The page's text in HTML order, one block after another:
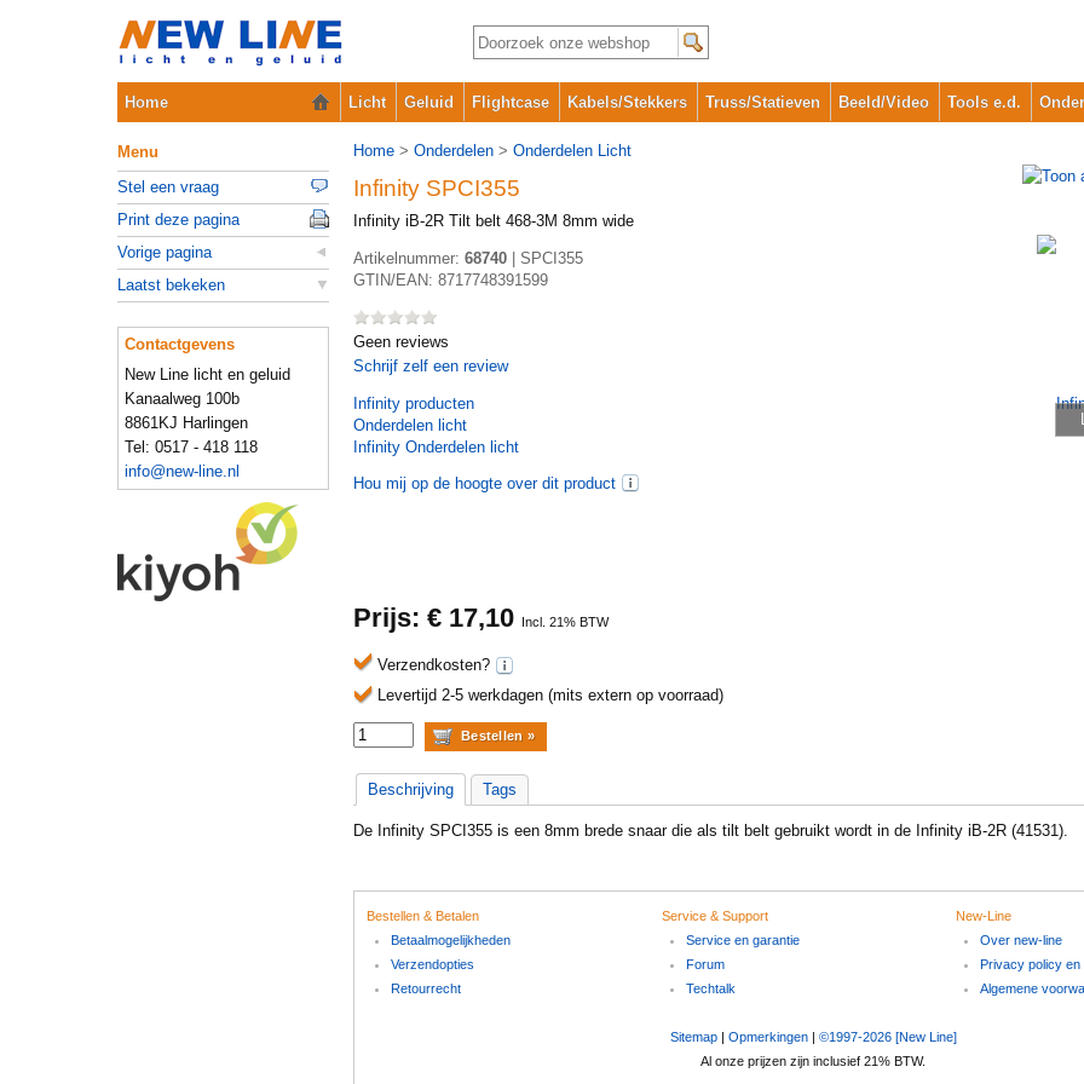
Home Licht Geluid Flightcase Kabels/Stekkers Truss/Statieven Beeld/Video Tools e.d.
Home > Onderdelen > Onderdelen Licht
Infinity SPCI355
Infinity iB-2R Tilt belt 468-3M 8mm wide
Artikelnummer: 68740
SPCI355
GTIN/EAN: 8717748391599
Geen reviews
Schrijf zelf een review
Infinity producten
Onderdelen licht
Infinity Onderdelen licht
Hou mij op de hoogte over dit product
Prijs: € 17,10 Incl. 21% BTW
Verzendkosten?
Levertijd 2-5 werkdagen (mits extern op voorraad)
Beschrijving Tags
De Infinity SPCI355 is een 8mm brede snaar die als tilt belt gebruikt wordt in de Infinity iB-2R (41531).
Menu
Stel een vraag
Print deze pagina
Vorige pagina
Laatst bekeken
Contactgevens
New Line licht en geluid
Kanaalweg 100b
8861KJ Harlingen
Tel: 0517 - 418 118
info@new-line.nl
Bestellen & Betalen
Betaalmogelijkheden
Verzendopties
Retourrecht
Service & Support
Service en garantie
Forum
Techtalk
New-Line
Over new-line
Privacy policy en
Algemene
Sitemap| Opmerkingen| ©1997-2026 [New Line]
Al onze prijzen zijn inclusief 21% BTW.